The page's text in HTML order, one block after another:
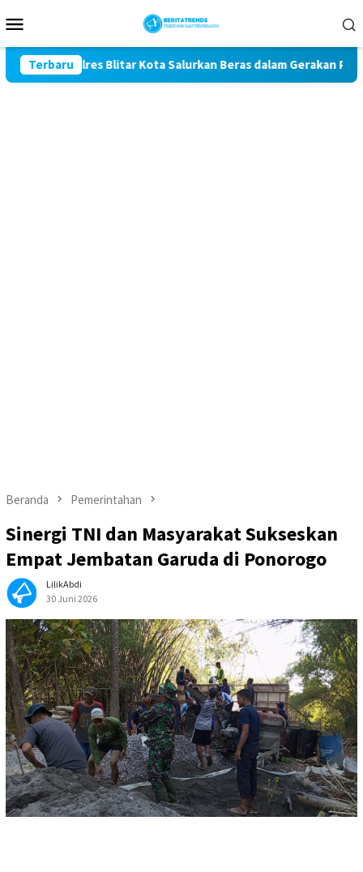
ke
Mobile
Terbaru
Polres Blitar Kota Salurkan Beras dalam Gerakan Pangan
Beranda Pemerintahan
Sinergi TNI dan Masyarakat Sukseskan
Empat Jembatan Garuda di Ponorogo
LilikAbdi
30 Juni 2026